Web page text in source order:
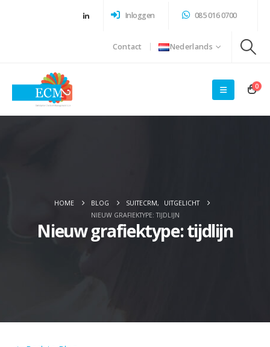
Inloggen 085 016 0700
Contact Nederlands
0
HOME BLOG SUITECRM,
UITGELICHT
NIEUW GRAFIEKTYPE: TIJDLIJN
Nieuw grafiektype: tijdlijn